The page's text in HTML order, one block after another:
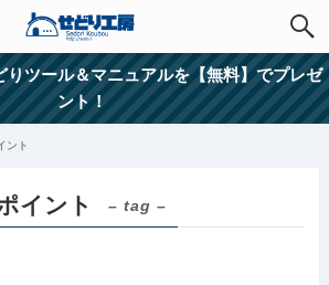
りツール＆マニュアルを【無料】でプレゼ
ント！
ント
イント – tag –